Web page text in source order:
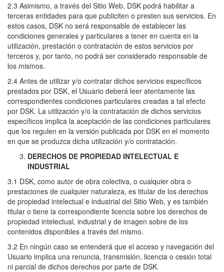
2.3 Asimismo, a través del Sitio Web, DSK podrá habilitar a
terceras entidades para que publiciten o presten sus servicios. En
estos casos, DSK no será responsable de establecer las
condiciones generales y particulares a tener en cuenta en la
utilización, prestación o contratación de estos servicios por
terceros y, por tanto, no podrá ser considerado responsable de
los mismos.
2.4 Antes de utilizar y/o contratar dichos servicios específicos
prestados por DSK, el Usuario deberá leer atentamente las
correspondientes condiciones particulares creadas a tal efecto
por DSK. La utilización y/o la contratación de dichos servicios
específicos implica la aceptación de las condiciones particulares
que los regulen en la versión publicada por DSK en el momento
en que se produzca dicha utilización y/o contratación.
DERECHOS DE PROPIEDAD INTELECTUAL E
INDUSTRIAL
3.1 DSK, como autor de obra colectiva, o cualquier obra o
prestaciones de cualquier naturaleza, es titular de los derechos
de propiedad intelectual e industrial del Sitio Web, y es también
titular o tiene la correspondiente licencia sobre los derechos de
propiedad intelectual, industrial y de imagen sobre de los
contenidos disponibles a través del mismo.
3.2 En ningún caso se entenderá que el acceso y navegación del
Usuario implica una renuncia, transmisión, licencia o cesión total
ni parcial de dichos derechos por parte de DSK.